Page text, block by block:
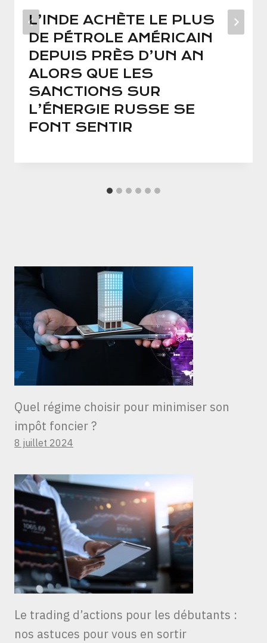
L’INDE ACHÈTE LE PLUS
DE PÉTROLE AMÉRICAIN
DEPUIS PRÈS D’UN AN
ALORS QUE LES
SANCTIONS SUR
L’ÉNERGIE RUSSE SE
FONT SENTIR
Quel régime choisir pour minimiser son
impôt foncier ?
8 juillet 2024
Le trading d’actions pour les débutants :
nos astuces pour vous en sortir